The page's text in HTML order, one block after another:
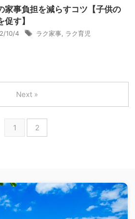
家事負担を減らすコツ【子供の
促す】
10/4 ラク家事 ラク育児
1 2
Next »